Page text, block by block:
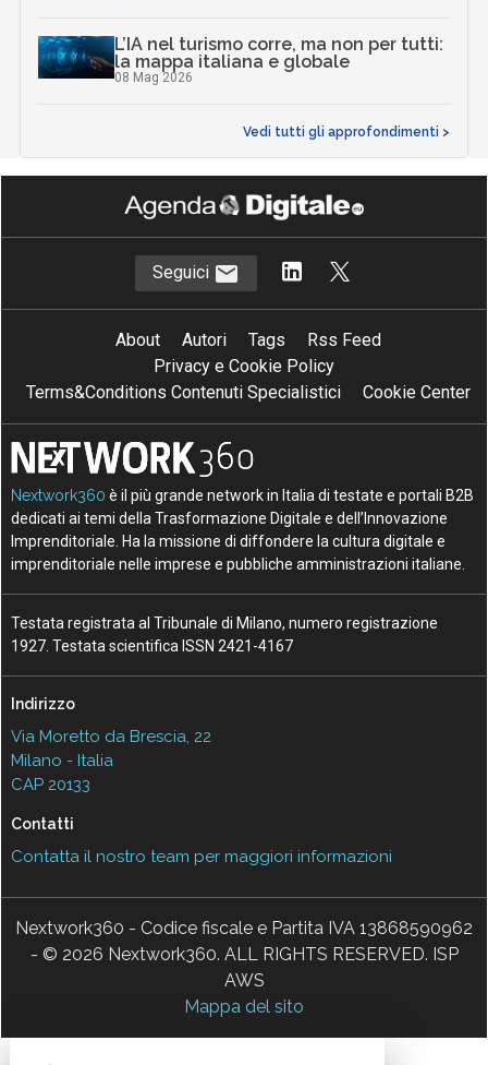
L’IA nel turismo corre, ma non per tutti:
la mappa italiana e globale
08 Mag 2026
Vedi tutti gli approfondimenti >
Seguici
About Autori Tags
Rss Feed
Privacy e Cookie Policy
Terms&Conditions Contenuti Specialistici
Cookie Center
Nextwork360 è il più grande network in Italia di testate e portali B2B
dedicati ai temi della Trasformazione Digitale e dell’Innovazione
Imprenditoriale. Ha la missione di diffondere la cultura digitale e
imprenditoriale nelle imprese e pubbliche amministrazioni italiane.
Testata registrata al Tribunale di Milano, numero registrazione
1927. Testata scientifica ISSN 2421-4167
Indirizzo
Via Moretto da Brescia, 22
Milano - Italia
CAP 20133
Contatti
Contatta il nostro team per maggiori informazioni
Nextwork360 - Codice fiscale e Partita IVA 13868590962
- © 2026 Nextwork360. ALL RIGHTS RESERVED. ISP
AWS
Mappa del sito